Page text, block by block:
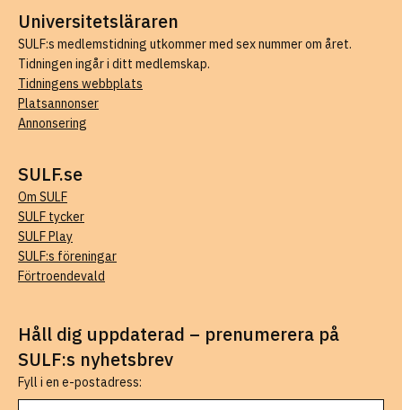
Universitetsläraren
SULF:s medlemstidning utkommer med sex nummer om året.
Tidningen ingår i ditt medlemskap.
Tidningens webbplats
Platsannonser
Annonsering
SULF.se
Om SULF
SULF tycker
SULF Play
SULF:s föreningar
Förtroendevald
Håll dig uppdaterad – prenumerera på
SULF:s nyhetsbrev
Fyll i en e-postadress: